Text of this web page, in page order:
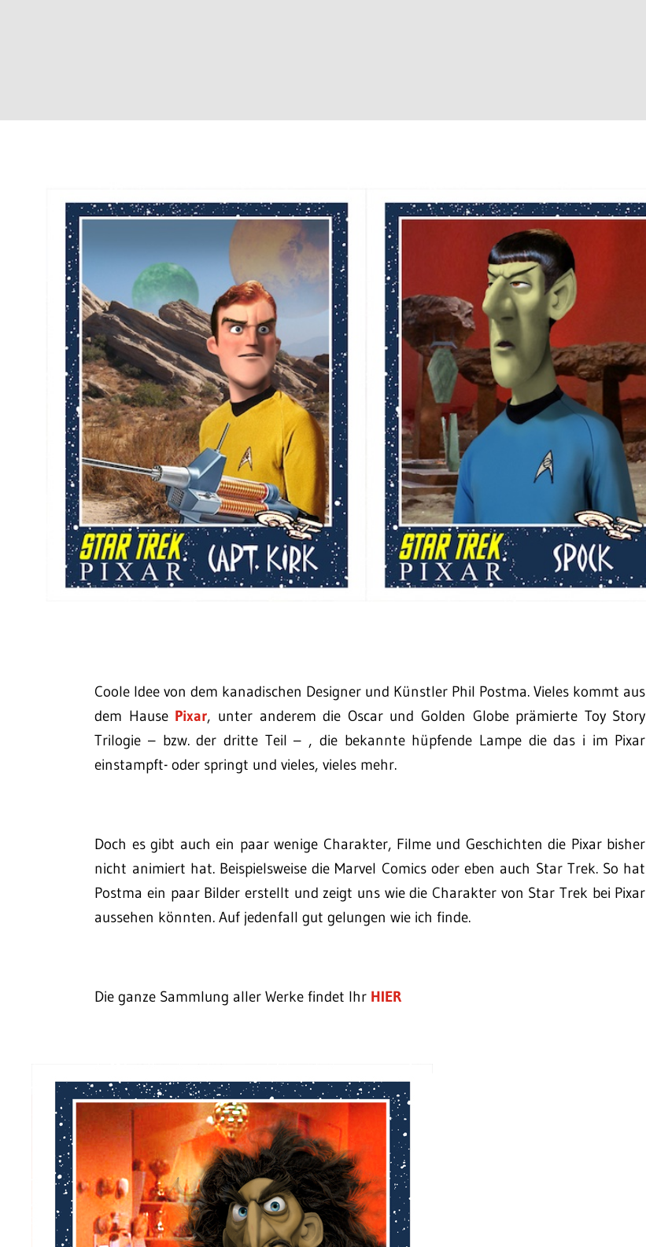
Coole Idee von dem kanadischen Designer und Künstler Phil Postma. Vieles kommt aus
dem Hause Pixar, unter anderem die Oscar und Golden Globe prämierte Toy Story
Trilogie – bzw. der dritte Teil – , die bekannte hüpfende Lampe die das i im Pixar
einstampft- oder springt und vieles, vieles mehr.
Doch es gibt auch ein paar wenige Charakter, Filme und Geschichten die Pixar bisher
nicht animiert hat. Beispielsweise die Marvel Comics oder eben auch Star Trek. So hat
Postma ein paar Bilder erstellt und zeigt uns wie die Charakter von Star Trek bei Pixar
aussehen könnten. Auf jedenfall gut gelungen wie ich finde.
Die ganze Sammlung aller Werke findet Ihr HIER